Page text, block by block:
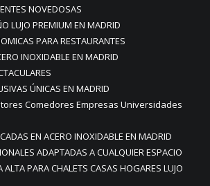
NOVEDOSAS
LUJO PREMIUM EN MADRID
PARA RESTAURANTES
INOXIDABLE EN MADRID
ÚNICAS EN MADRID
Comedores Empresas Universidades
EN ACERO INOXIDABLE EN MADRID
ADAPTADAS A CUALQUIER ESPACIO
PARA CHALETS CASAS HOGARES LUJO